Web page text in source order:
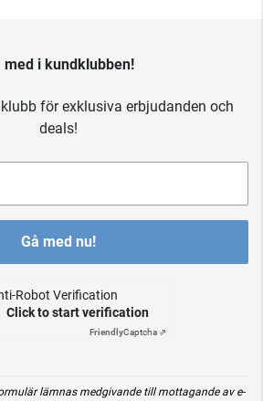
med i kundklubben!
för exklusiva erbjudanden och
deals!
Gå med nu!
Robot Verification
Click to start verification
FriendlyCaptcha ⇗
lämnas medgivande till mottagande av e-